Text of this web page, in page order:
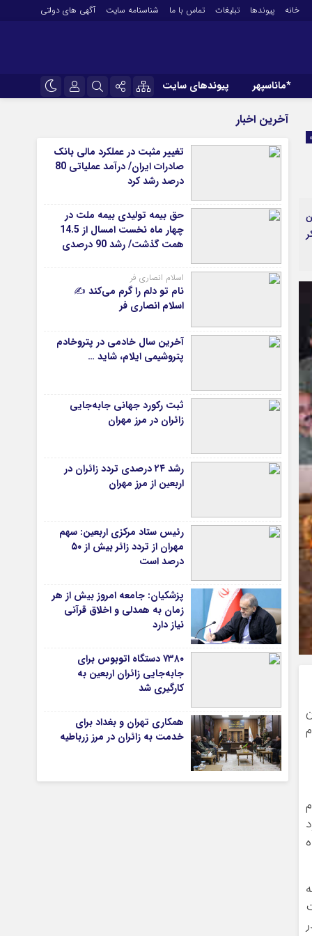
خانه پیوندها تبلیغات تماس با ما شناسنامه سایت آگهی های دولتی
*ماناسپهر پیوندهای سایت
سروش
ایتا
آپارات
مرا به خاطر بسپار
اطلاعات
باشگاه پرسپولیس
باشگاه استقلال
ورزشهای رزمی
ورزش زنان
سایر حوزه ها
*جامعه
دانشگاه
آموزش و پرورش
سبک زندگی
حوادث، انتظامی
شهرداری و شورای شهر
*ماناسپهر
یادداشت روز
اطلاعیه
پیام تبریک ماناسپهر
پیوندهای سایت
آخرین اخبار
تغییر مثبت در عملکرد مالی بانک
صادرات ایران/ درآمد عملیاتی 80
درصد رشد کرد
حق بیمه تولیدی بیمه ملت در
چهار ماه نخست امسال از 14.5
همت گذشت/ رشد 90 درصدی
گذشته
اسلام انصاری فر
نام تو دلم را گرم می‌کند ✍️
اسلام انصاری فر
آخرین سال خادمی در پتروخادم
پتروشیمی ایلام، شاید …
ثبت رکورد جهانی جابه‌جایی
زائران در مرز مهران
رشد ۲۴ درصدی تردد زائران در
اربعین از مرز مهران
رئیس ستاد مرکزی اربعین: سهم
مهران از تردد زائر بیش از ۵۰
درصد است
پزشکیان: جامعه امروز بیش از هر
زمان به همدلی و اخلاق قرآنی
نیاز دارد
۷۳۸۰ دستگاه اتوبوس برای
جابه‌جایی زائران اربعین به‌
کارگیری شد
همکاری تهران و بغداد برای
خدمت به زائران در مرز زرباطیه